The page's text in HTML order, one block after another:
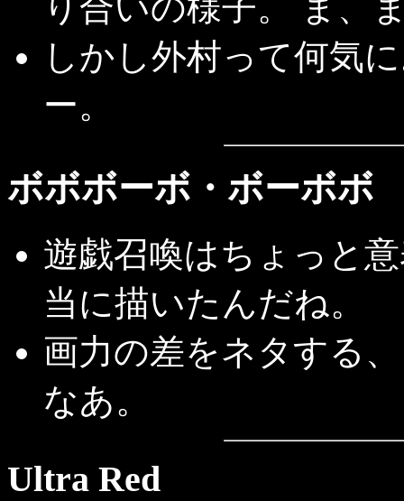
り合いの様子。 ま、
しかし外村って何気
ー。
ボボボーボ・ボーボボ
遊戯召喚はちょっと
当に描いたんだね。
画力の差をネタする
なあ。
Ultra Red